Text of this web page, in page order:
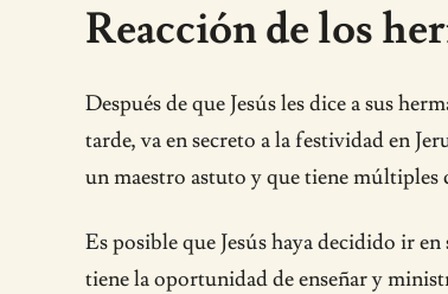
Reacción de los
Después de que Jesús les dice a sus
tarde, va en secreto a la festividad en
un maestro astuto y que tiene múltiples
Es posible que Jesús haya decidido ir
tiene la oportunidad de enseñar y